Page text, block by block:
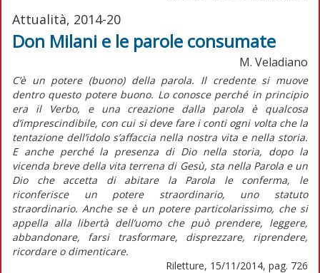
Attualità, 2014-20
Don Milani e le parole consumate
M. Veladiano
C’è un potere (buono) della parola. Il credente si muove
dentro questo potere buono. Lo conosce perché in principio
era il Verbo, e una creazione dalla parola è qualcosa
d’imprescindibile, con cui si deve fare i conti ogni volta che la
tentazione dell’idolo s’affaccia nella nostra vita e nella storia.
E anche perché la presenza di Dio nella storia, dopo la
vicenda breve della vita terrena di Gesù, sta nella Parola e un
Dio che accetta di abitare la Parola le conferma, le
riconferisce un potere straordinario, uno statuto
straordinario. Anche se è un potere particolarissimo, che si
appella alla libertà dell’uomo che può prendere, leggere,
abbandonare, farsi trasformare, disprezzare, riprendere,
ricordare o dimenticare.
Riletture, 15/11/2014, pag. 726